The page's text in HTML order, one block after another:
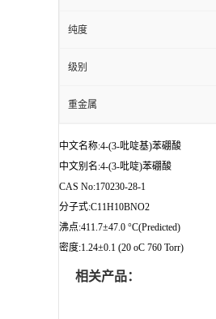
纯度
级别
重金属
中文名称:4-(3-吡啶基)苯硼酸
中文别名:4-(3-吡啶)苯硼酸
CAS No:170230-28-1
分子式:C11H10BNO2
沸点:411.7±47.0 °C(Predicted)
密度:1.24±0.1 (20 oC 760 Torr)
相关产品：